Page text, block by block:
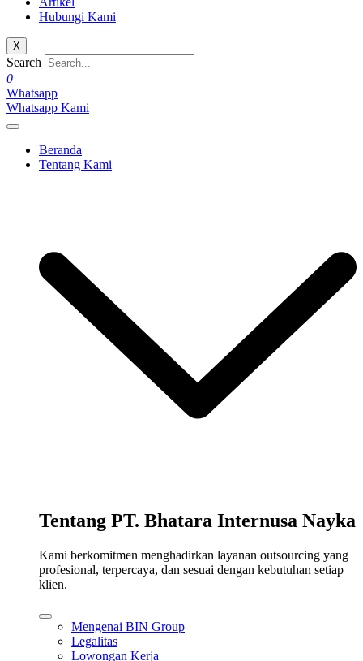
Hubungi Kami
X
Search
0
Whatsapp
Whatsapp Kami
Beranda
Tentang Kami
Tentang PT. Bhatara Internusa Nayka
Kami berkomitmen menghadirkan layanan outsourcing yang
profesional, terpercaya, dan sesuai dengan kebutuhan setiap
klien.
Mengenai BIN Group
Legalitas
Lowongan Kerja